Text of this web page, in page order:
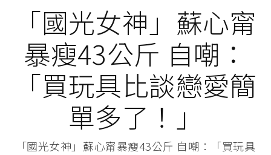
「國光女神」蘇心甯
暴瘦43公斤 自嘲：
「買玩具比談戀愛簡
單多了！」
「國光女神」蘇心甯暴瘦43公斤 自嘲：「買玩具